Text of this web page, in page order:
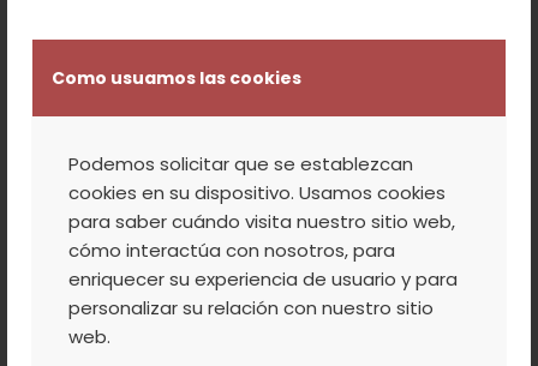
Como usuamos las cookies
Podemos solicitar que se establezcan
cookies en su dispositivo. Usamos cookies
para saber cuándo visita nuestro sitio web,
cómo interactúa con nosotros, para
enriquecer su experiencia de usuario y para
personalizar su relación con nuestro sitio
web.